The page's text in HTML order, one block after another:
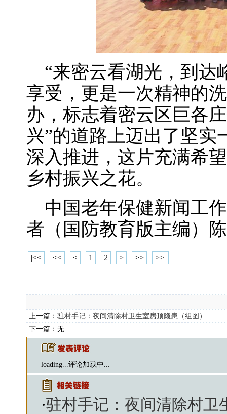
“来密云看湖光，到达
享受，更是一次精神的
办，标志着密云区巨各
兴”的道路上迈出了坚实
深入推进，这片充满希
乡村振兴之花。
中国老年保健新闻工
者（国防教育版主编）
|<< << < 1 2 > >> >>|
·上一篇： 驻村手记：夜间清除村卫生室房顶隐患（组图）
·下一篇：无
loading...评论加载中...
·驻村手记：夜间清除村卫